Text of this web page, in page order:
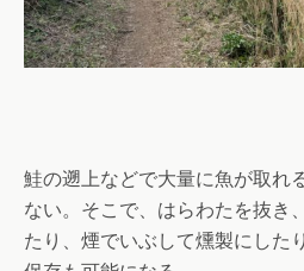
鮭の遡上などで大量に魚が取れ
ない。そこで、はらわたを抜き
たり、煙でいぶして燻製にした